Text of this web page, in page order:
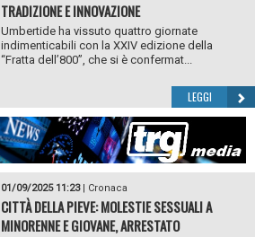
TRADIZIONE E INNOVAZIONE
Umbertide ha vissuto quattro giornate
indimenticabili con la XXIV edizione della
“Fratta dell’800”, che si è confermat...
LEGGI
01/09/2025 11:23| Cronaca
CITTÀ DELLA PIEVE: MOLESTIE SESSUALI A
MINORENNE E GIOVANE, ARRESTATO